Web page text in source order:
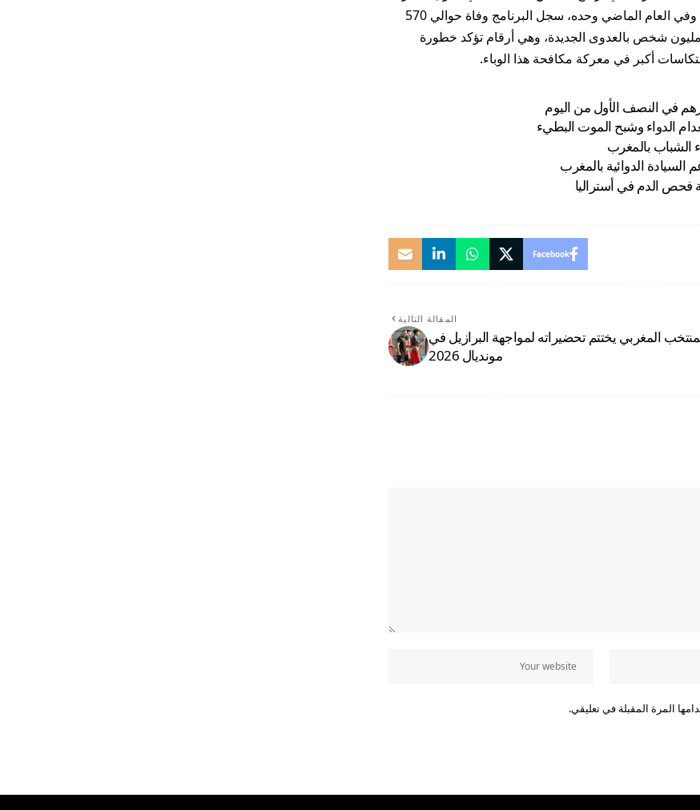
تضررًا من الإيدز، مما يعكس ضعف الاستجابة الوقائية. وفي العام الماضي وحده، سجل البرنامج وفاة حوالي 570
ألف شخص بسبب الإيدز، بالإضافة إلى إصابة نحو 1.2 مليون شخص بالعدوى الجديدة، وهي أرقام تؤكد خطورة
أكبر في معركة مكافحة هذا الوباء.
الدواء وشبح الموت البطيء
الشباب بالمغرب
الدوائية بالمغرب
فحص الدم في أستراليا
Facebook
المقالة التالية
المغربي يختتم تحضيراته لمواجهة البرازيل في
مونديال 2026
المرة المقبلة في تعليقي.